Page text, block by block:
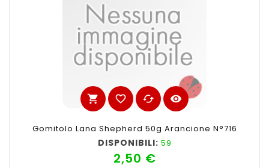
shopping_cart favorite_border cached visibility
Gomitolo Lana Shepherd 50g Arancione N°716
DISPONIBILI: 59
2,50 €Prezzo